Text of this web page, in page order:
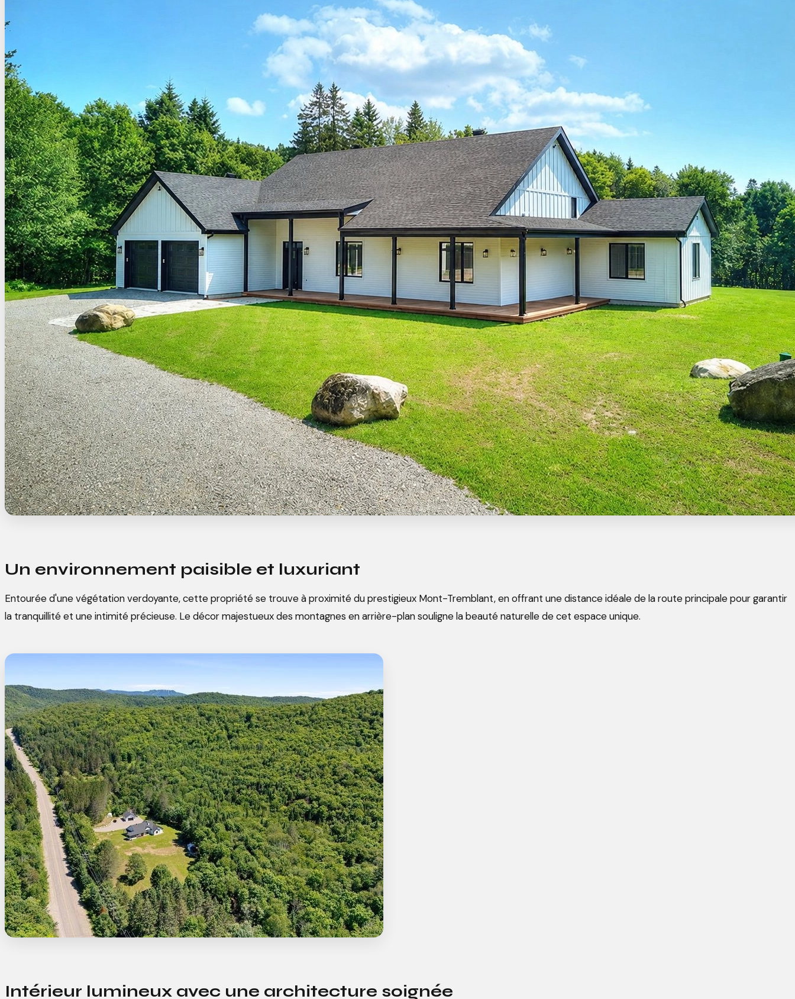
Un environnement paisible et luxuriant
Entourée d'une végétation verdoyante, cette propriété se trouve à proximité du prestigieux Mont-Tremblant, en offrant une distance idéale de la route principale pour garantir
la tranquillité et une intimité précieuse. Le décor majestueux des montagnes en arrière-plan souligne la beauté naturelle de cet espace unique.
Intérieur lumineux avec une architecture soignée